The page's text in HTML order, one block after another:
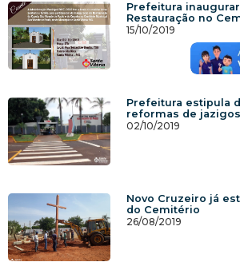
Prefeitura
Restauração no
15/10/2019
Prefeitura estipula
reformas de jazigos
02/10/2019
Novo Cruzeiro já
do Cemitério
26/08/2019